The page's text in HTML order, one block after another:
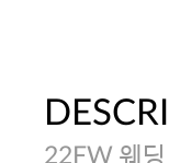
22FW 웨딩